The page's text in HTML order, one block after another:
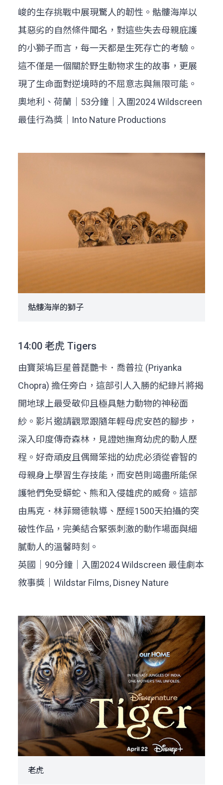
峻的生存挑戰中展現驚人的韌性。骷髏海岸以
其惡劣的自然條件聞名，對這些失去母親庇護
的小獅子而言，每一天都是生死存亡的考驗。
這不僅是一個關於野生動物求生的故事，更展
現了生命面對逆境時的不屈意志與無限可能。
奧地利、荷蘭｜53分鐘｜入圍2024 Wildscreen
最佳行為獎｜Into Nature Productions
骷髏海岸的獅子
14:00 老虎 Tigers
由寶萊塢巨星普琵艷卡．喬普拉 (Priyanka
Chopra) 擔任旁白，這部引人入勝的紀錄片將揭
開地球上最受敬仰且極具魅力動物的神秘面
紗。影片邀請觀眾跟隨年輕母虎安芭的腳步，
深入印度傳奇森林，見證她撫育幼虎的動人歷
程。好奇頑皮且偶爾笨拙的幼虎必須從睿智的
母親身上學習生存技能，而安芭則竭盡所能保
護牠們免受蟒蛇、熊和入侵雄虎的威脅。這部
由馬克．林菲爾德執導、歷經1500天拍攝的突
破性作品，完美結合緊張刺激的動作場面與細
膩動人的溫馨時刻。
英國｜90分鐘｜入圍2024 Wildscreen 最佳劇本
敘事獎｜Wildstar Films, Disney Nature
老虎